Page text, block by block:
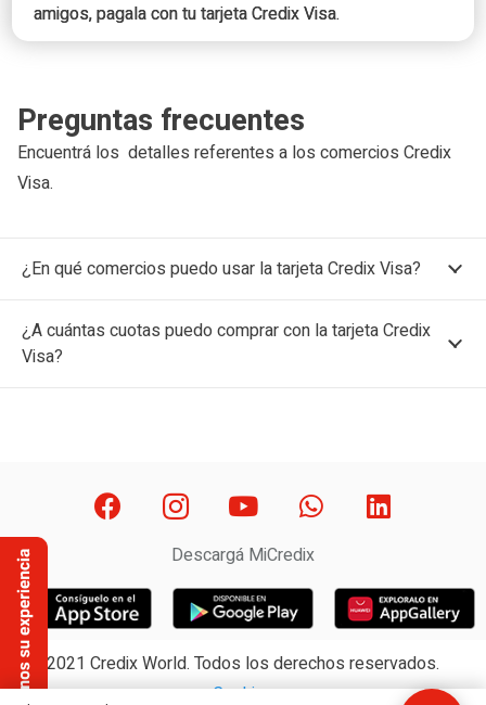
amigos, pagala con tu tarjeta Credix Visa.
Preguntas frecuentes
Encuentrá los detalles referentes a los comercios Credix
Visa.
¿En qué comercios puedo usar la tarjeta Credix Visa?
¿A cuántas cuotas puedo comprar con la tarjeta Credix
Visa?
Descargá MiCredix
2021 Credix World. Todos los derechos reservados.
Cookies